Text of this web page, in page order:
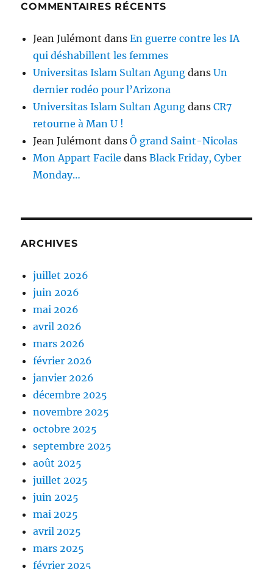
COMMENTAIRES RÉCENTS
Jean Julémont dansEn guerre contre les IA
qui déshabillent les femmes
Universitas Islam Sultan Agung dansUn
dernier rodéo pour l’Arizona
Universitas Islam Sultan Agung dansCR7
retourne à Man U !
Jean Julémont dansÔ grand Saint-Nicolas
Mon Appart Facile dansBlack Friday, Cyber
Monday…
ARCHIVES
juillet 2026
juin 2026
mai 2026
avril 2026
mars 2026
février 2026
janvier 2026
décembre 2025
novembre 2025
octobre 2025
septembre 2025
août 2025
juillet 2025
juin 2025
mai 2025
avril 2025
mars 2025
février 2025